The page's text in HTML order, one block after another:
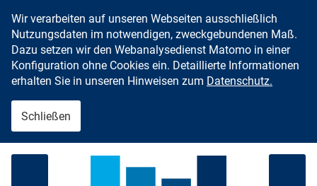
Zum Inhalt springen
Wir verarbeiten auf unseren Webseiten ausschließlich
Nutzungsdaten im notwendigen, zweckgebundenen Maß.
Dazu setzen wir den Webanalysedienst Matomo in einer
Konfiguration ohne Cookies ein. Detaillierte Informationen
erhalten Sie in unseren Hinweisen zum Datenschutz.
Schließen